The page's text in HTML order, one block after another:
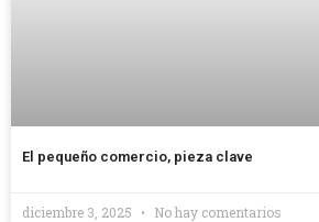
El pequeño comercio, pieza clave
diciembre 3, 2025 No hay comentarios